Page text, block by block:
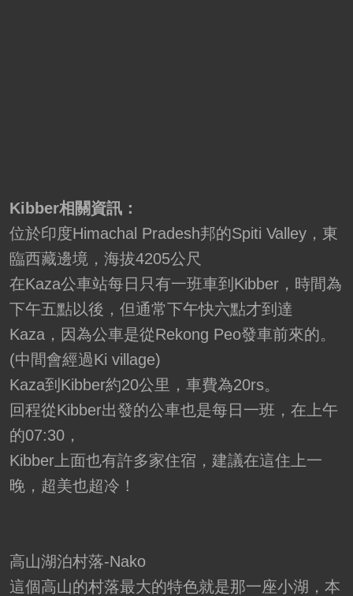
Kibber相關資訊：
位於印度Himachal Pradesh邦的Spiti Valley，東
臨西藏邊境，海拔4205公尺
在Kaza公車站每日只有一班車到Kibber，時間為
下午五點以後，但通常下午快六點才到達
Kaza，因為公車是從Rekong Peo發車前來的。
(中間會經過Ki village)
Kaza到Kibber約20公里，車費為20rs。
回程從Kibber出發的公車也是每日一班，在上午
的07:30，
Kibber上面也有許多家住宿，建議在這住上一
晚，超美也超冷！
高山湖泊村落-Nako
這個高山的村落最大的特色就是那一座小湖，本